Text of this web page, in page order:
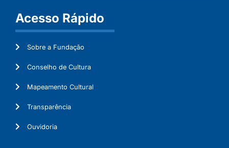
Acesso Rápido
Sobre a Fundação
Conselho de Cultura
Mapeamento Cultural
Transparência
Ouvidoria